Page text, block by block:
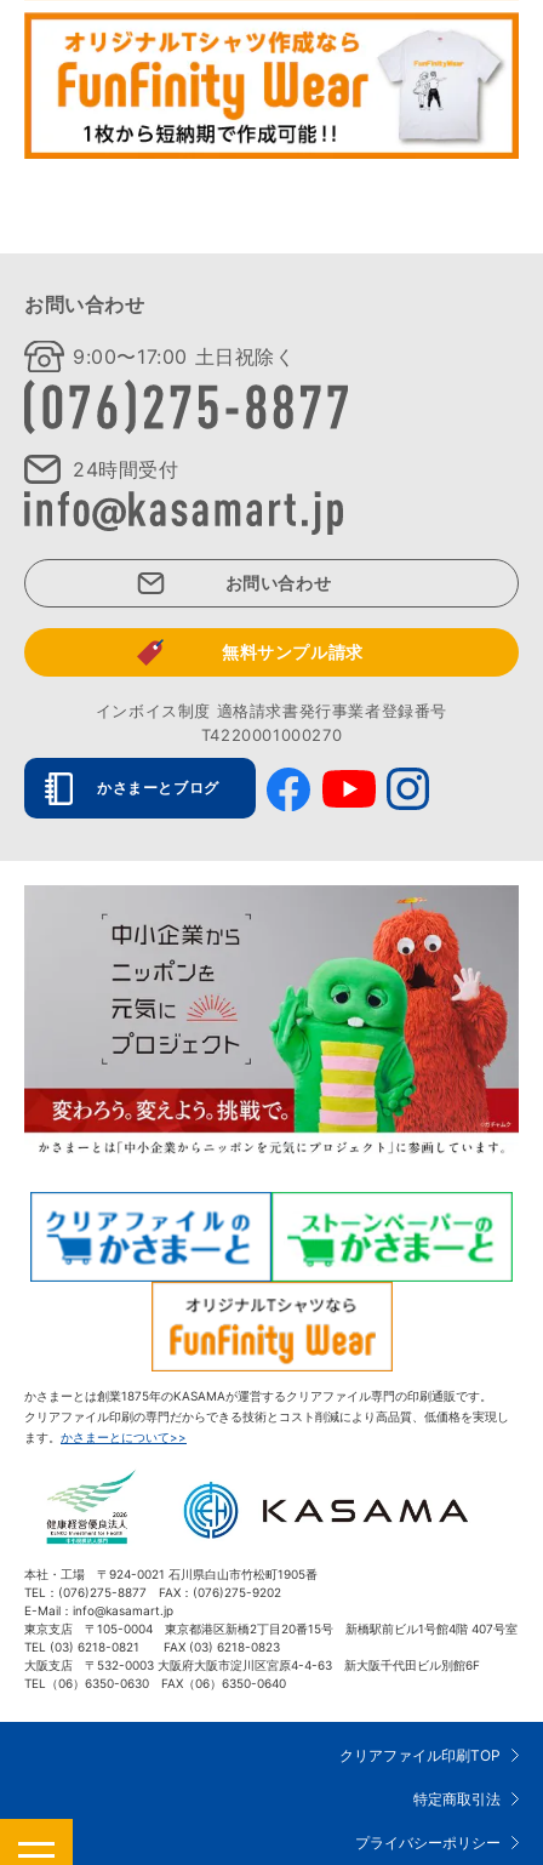
お問い合わせ
9:00〜17:00 土日祝除く
24時間受付
お問い合わせ
無料サンプル請求
インボイス制度 適格請求書発行事業者登録番号
T4220001000270
かさまーとブログ
かさまーとは創業1875年のKASAMAが運営するクリアファイル専門の印刷通販です。
クリアファイル印刷の専門だからできる技術とコスト削減により高品質、低価格を実現し
ます。 かさまーとについて>>
本社・工場 〒924-0021 石川県白山市竹松町1905番
TEL：(076)275-8877 FAX：(076)275-9202
E-Mail：info@kasamart.jp
東京支店 〒105-0004 東京都港区新橋2丁目20番15号 新橋駅前ビル1号館4階 407号室
TEL (03) 6218-0821 FAX (03) 6218-0823
大阪支店 〒532-0003 大阪府大阪市淀川区宮原4-4-63 新大阪千代田ビル別館6F
TEL（06）6350-0630 FAX（06）6350-0640
クリアファイル印刷TOP
特定商取引法
プライバシーポリシー